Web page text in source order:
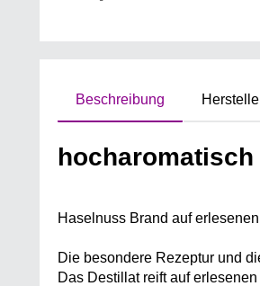
Beschreibung
Haselnuss Brand auf
Die besondere Rezeptur und
Das Destillat reift auf